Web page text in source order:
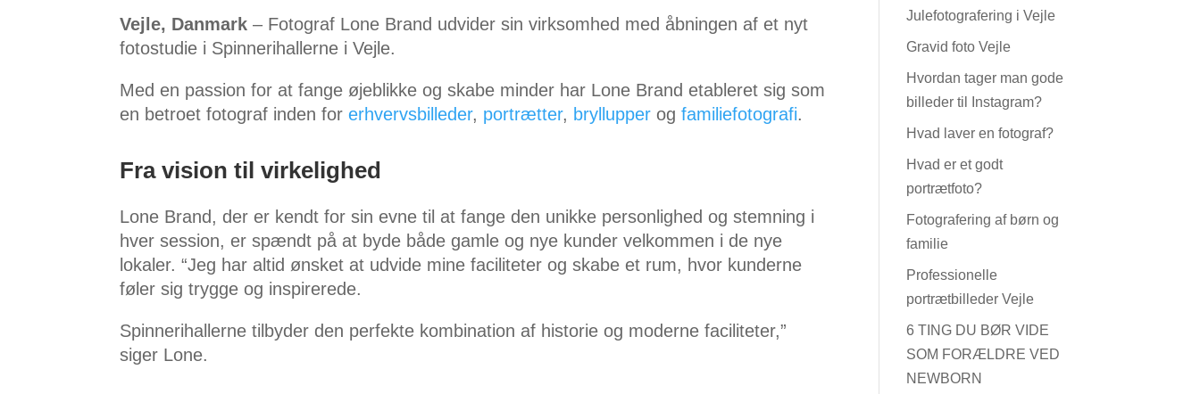
Vejle, Danmark – Fotograf Lone Brand udvider sin virksomhed med åbningen af et nyt
fotostudie i Spinnerihallerne i Vejle.
Med en passion for at fange øjeblikke og skabe minder har Lone Brand etableret sig som
en betroet fotograf inden forerhvervsbilleder, portrætter, bryllupper ogfamiliefotografi.
Fra vision til virkelighed
Lone Brand, der er kendt for sin evne til at fange den unikke personlighed og stemning i
hver session, er spændt på at byde både gamle og nye kunder velkommen i de nye
lokaler. “Jeg har altid ønsket at udvide mine faciliteter og skabe et rum, hvor kunderne
føler sig trygge og inspirerede.
Spinnerihallerne tilbyder den perfekte kombination af historie og moderne faciliteter,”
siger Lone.
Julefotografering i Vejle
Gravid foto Vejle
Hvordan tager man gode
billeder til Instagram?
Hvad laver en fotograf?
Hvad er et godt
portrætfoto?
Fotografering af børn og
familie
Professionelle
portrætbilleder Vejle
6 TING DU BØR VIDE
SOM FORÆLDRE VED
NEWBORN